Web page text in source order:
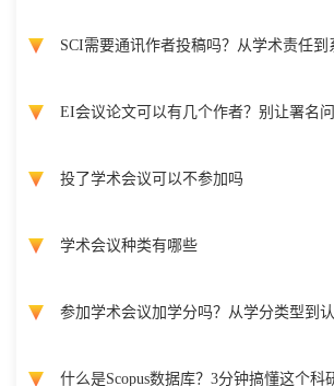
SCI需要通讯作者投稿吗？从学术责任
EI会议论文可以有几个作者？别让署名
投了学术会议可以不参加吗
学术会议种类有哪些
参加学术会议加学分吗？从学分类型到
什么是Scopus数据库？3分钟搞懂这个科